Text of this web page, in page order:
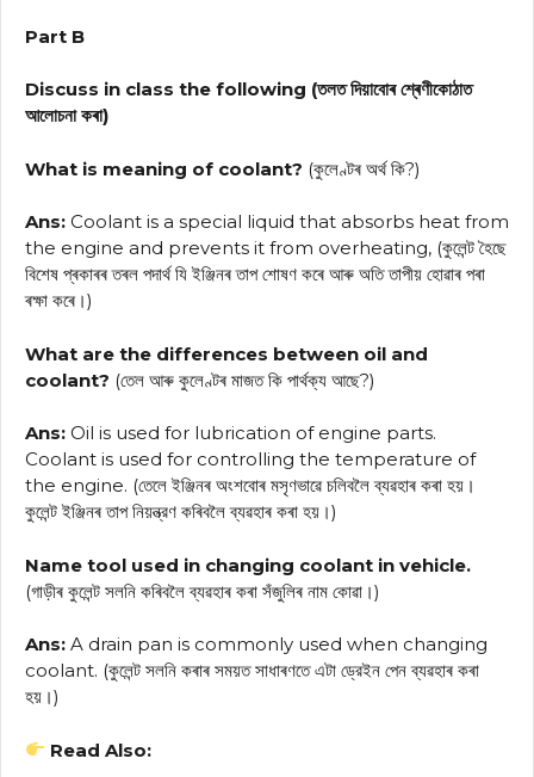
Part B
Discuss in class the following (তলত দিয়াবোৰ শ্ৰেণীকোঠাত
আলোচনা কৰা)
What is meaning of coolant? (কুলেণ্টৰ অৰ্থ কি?)
Ans: Coolant is a special liquid that absorbs heat from
the engine and prevents it from overheating, (কুলেন্ট হৈছে
বিশেষ প্ৰকাৰৰ তৰল পদার্থ যি ইঞ্জিনৰ তাপ শোষণ কৰে আৰু অতি তাপীয় হোৱাৰ পৰা
ৰক্ষা কৰে।)
What are the differences between oil and
coolant? (তেল আৰু কুলেণ্টৰ মাজত কি পার্থক্য আছে?)
Ans: Oil is used for lubrication of engine parts.
Coolant is used for controlling the temperature of
the engine. (তেলে ইঞ্জিনৰ অংশবোৰ মসৃণভাৱে চলিবলৈ ব্যৱহাৰ কৰা হয়।
কুলেন্ট ইঞ্জিনৰ তাপ নিয়ন্ত্রণ কৰিবলৈ ব্যৱহাৰ কৰা হয়।)
Name tool used in changing coolant in vehicle.
(গাড়ীৰ কুলেন্ট সলনি কৰিবলৈ ব্যৱহাৰ কৰা সঁজুলিৰ নাম কোৱা।)
Ans: A drain pan is commonly used when changing
coolant. (কুলেন্ট সলনি কৰাৰ সময়ত সাধাৰণতে এটা ড্রেইন পেন ব্যৱহাৰ কৰা
হয়।)
Read Also: